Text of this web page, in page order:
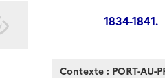
1834-1841.
Contexte : PORT-AU-